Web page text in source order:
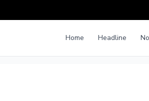
Home Headline